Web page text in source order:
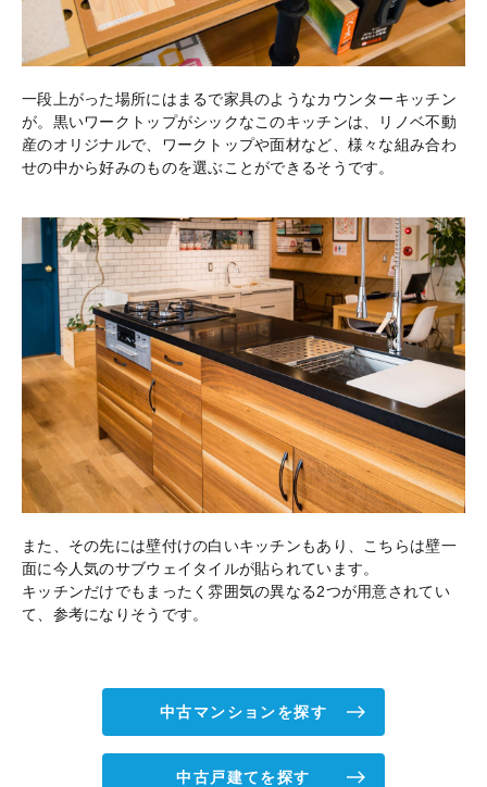
一段上がった場所にはまるで家具のようなカウンターキッチン
が。黒いワークトップがシックなこのキッチンは、リノベ不動
産のオリジナルで、ワークトップや面材など、様々な組み合わ
せの中から好みのものを選ぶことができるそうです。
また、その先には壁付けの白いキッチンもあり、こちらは壁一
面に今人気のサブウェイタイルが貼られています。
キッチンだけでもまったく雰囲気の異なる2つが用意されてい
て、参考になりそうです。
中古マンションを探す
中古戸建てを探す